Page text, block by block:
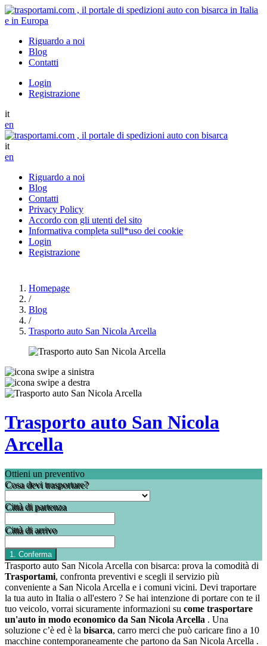
Riguardo a noi
Blog
Contatti
Login
Registrazione
it
en
it
en
Riguardo a noi
Blog
Contatti
Privacy Policy
Accordo con gli utenti del sito
Informativa completa sull*uso dei cookie
Login
Registrazione
Homepage
/
Blog
/
Trasporto auto San Nicola Arcella
Trasporto auto San Nicola
Arcella
Ottieni un preventivo
Cosa devi trasportare?
Città di partenza
Città di arrivo
Trasporto auto San Nicola Arcella con bisarca: prova la comodità di
Trasportami, confronta preventivi e scegli il servizio più
conveniente a San Nicola Arcella e i comuni vicini. Devi traportare
la tua auto in Italia o all'estero ? Se hai intenzione di portare con te il
tuo veicolo, vorrai sicuramente informazioni su come trasportare
un'auto in modo economico da San Nicola Arcella . Una
soluzione c’è ed è la bisarca, carro merci che può caricare fino a 10
macchine contemporaneamente che partono da San Nicola Arcella .